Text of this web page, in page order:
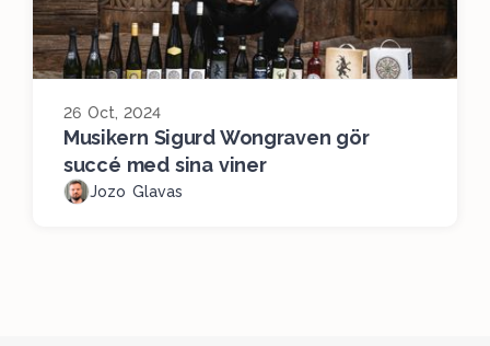
26 Oct, 2024
Musikern Sigurd Wongraven gör
succé med sina viner
Jozo Glavas